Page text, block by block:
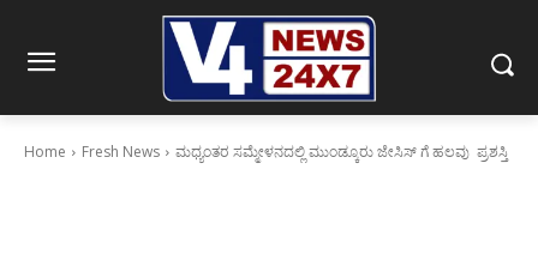
Home Fresh News ಮಧ್ಯಂತರ ಸಮ್ಮೇಳನದಲ್ಲಿ ಮುಂಡ್ಕೂರು ಜೇಸಿಸ್ ಗೆ ಹಲವು ಪ್ರಶಸ್ತಿ